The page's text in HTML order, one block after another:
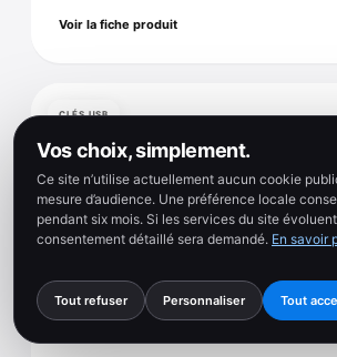
Voir la fiche produit
CLÉS USB
Vos choix, simplement.
Ce site n’utilise actuellement aucun cookie
mesure d’audience. Une préférence locale
pendant six mois. Si les services du site
consentement détaillé sera demandé. En savoir
Tout refuser Personnaliser Tout